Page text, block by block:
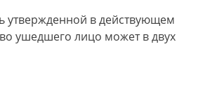
утвержденной в действующем
ушедшего лицо может в двух